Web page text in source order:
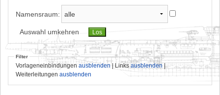
Namensraum:
Auswahl umkehren
Filter
Vorlageneinbindungen ausblenden| Linksausblenden|
Weiterleitungen ausblenden